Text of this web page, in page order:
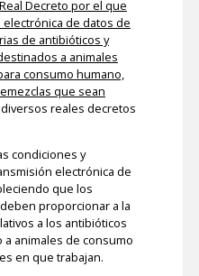
Decreto por el que
de datos de
de antibióticos y
a animales
consumo humano,
que sean
reales decretos
condiciones y
electrónica de
que los
proporcionar a la
a los antibióticos
animales de consumo
en que trabajan.